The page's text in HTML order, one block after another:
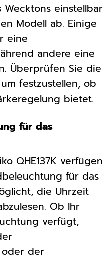
einstellbar
Modell ab. Einige
eine
andere eine
Überprüfen Sie die
festzustellen, ob
bietet.
für das
QHE137K verfügen
für das
die Uhrzeit
Ob Ihr
verfügt,
der